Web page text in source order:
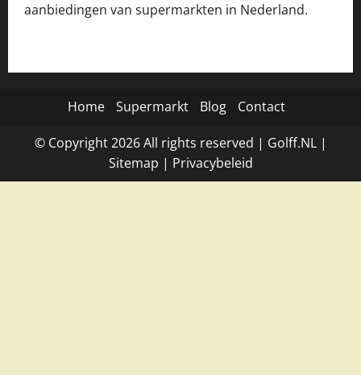
aanbiedingen van supermarkten in Nederland.
Home Supermarkt Blog Contact
© Copyright2026All rights reserved | Golff.NL|
Sitemap | Privacybeleid